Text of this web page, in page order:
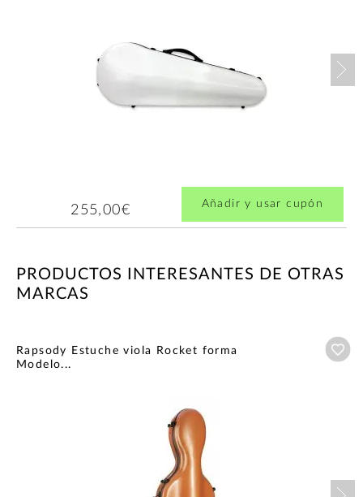
255,00€ Añadir y usar cupón
PRODUCTOS INTERESANTES DE OTRAS
MARCAS
Rapsody Estuche viola Rocket forma
Modelo...